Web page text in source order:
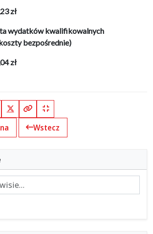
zł
wydatków kwalifikowalnych
bezpośrednie)
zł
X (Twitter)
Kopiuj pełny link
Kopiuj krótki link
Wstecz